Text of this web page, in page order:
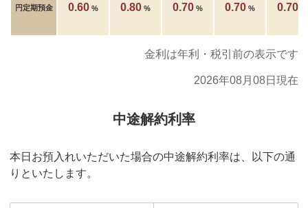
円定期預金 0.60 % 0.80 % 0.70 % 0.70 % 0.70
金利は年利・税引前の表示です
2026年08月08日現在
中途解約利率
本日お預入れいただいた場合の中途解約利率は、以下の通
りといたします。